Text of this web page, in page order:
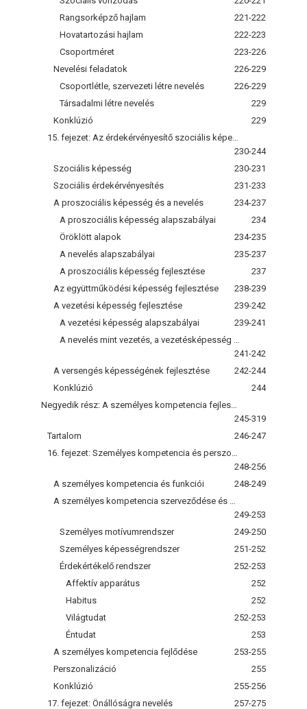
Rangsorképző hajlam
221-222
Hovatartozási hajlam
222-223
Csoportméret
223-226
Nevelési feladatok
226-229
Csoportlétle, szervezeti létre nevelés
226-229
Társadalmi létre nevelés
229
Konklúzió
229
230-244
Szociális képesség
230-231
Szociális érdekérvényesítés
231-233
A proszociális képesség és a nevelés
234-237
A proszociális képesség alapszabályai
234
Öröklött alapok
234-235
A nevelés alapszabályai
235-237
A proszociális képesség fejlesztése
237
Az együttműködési képesség fejlesztése
238-239
A vezetési képesség fejlesztése
239-242
A vezetési képesség alapszabályai
239-241
241-242
A versengés képességének fejlesztése
242-244
Konklúzió
244
245-319
Tartalom
246-247
248-256
A személyes kompetencia és funkciói
248-249
249-253
Személyes motívumrendszer
249-250
Személyes képességrendszer
251-252
Érdekértékelő rendszer
252-253
Affektív apparátus
252
Habitus
252
Világtudat
252-253
Éntudat
253
A személyes kompetencia fejlődése
253-255
Perszonalizáció
255
Konklúzió
255-256
17. fejezet: Önállóságra nevelés
257-275